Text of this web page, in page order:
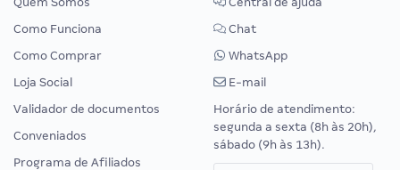
Como Funciona
Como Comprar
Loja Social
Validador de documentos
Conveniados
Programa de Afiliados
Chat
WhatsApp
E-mail
Horário de atendimento:
segunda a sexta (8h às 20h),
sábado (9h às 13h).